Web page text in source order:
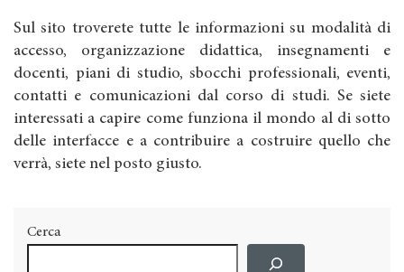
Sul sito troverete tutte le informazioni su modalità di
accesso, organizzazione didattica, insegnamenti e
docenti, piani di studio, sbocchi professionali, eventi,
contatti e comunicazioni dal corso di studi. Se siete
interessati a capire come funziona il mondo al di sotto
delle interfacce e a contribuire a costruire quello che
verrà, siete nel posto giusto.
Cerca